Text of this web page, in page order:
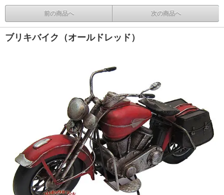
前の商品へ 次の商品へ
ブリキバイク（オールドレッド）